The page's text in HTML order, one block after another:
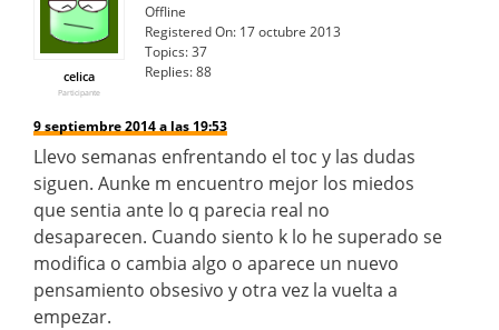
celica
Participante
Offline
Registered On: 17 octubre 2013
Topics:37
Replies:88
9 septiembre 2014 a las 19:53
Llevo semanas enfrentando el toc y las dudas
siguen. Aunke m encuentro mejor los miedos
que sentia ante lo q parecia real no
desaparecen. Cuando siento k lo he superado se
modifica o cambia algo o aparece un nuevo
pensamiento obsesivo y otra vez la vuelta a
empezar.